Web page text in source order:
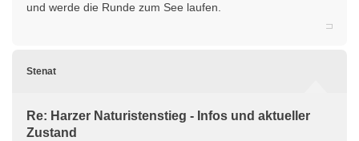
und werde die Runde zum See laufen.
Stenat
Re: Harzer Naturistenstieg - Infos und aktueller
Zustand